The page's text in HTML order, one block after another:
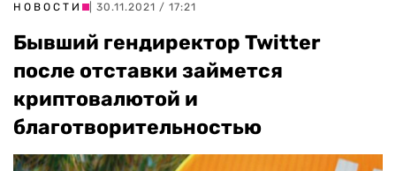
НОВОСТИ | 30.11.2021 / 17:21
Бывший гендиректор Twitter
после отставки займется
криптовалютой и
благотворительностью